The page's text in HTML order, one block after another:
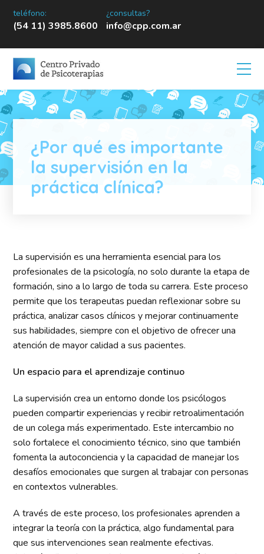
teléfono:
(54 11) 3985.8600
¿consultas?
info@cpp.com.ar
¿Por qué es importante
la supervisión en la
práctica clínica?
La supervisión es una herramienta esencial para los
profesionales de la psicología, no solo durante la etapa de
formación, sino a lo largo de toda su carrera. Este proceso
permite que los terapeutas puedan reflexionar sobre su
práctica, analizar casos clínicos y mejorar continuamente
sus habilidades, siempre con el objetivo de ofrecer una
atención de mayor calidad a sus pacientes.
Un espacio para el aprendizaje continuo
La supervisión crea un entorno donde los psicólogos
pueden compartir experiencias y recibir retroalimentación
de un colega más experimentado. Este intercambio no
solo fortalece el conocimiento técnico, sino que también
fomenta la autoconciencia y la capacidad de manejar los
desafíos emocionales que surgen al trabajar con personas
en contextos vulnerables.
A través de este proceso, los profesionales aprenden a
integrar la teoría con la práctica, algo fundamental para
que sus intervenciones sean realmente efectivas.